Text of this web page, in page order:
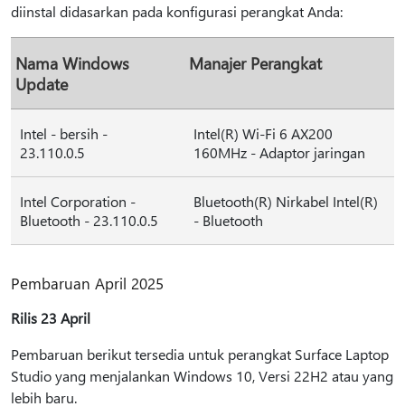
diinstal didasarkan pada konfigurasi perangkat Anda:
Nama Windows
Update
Manajer Perangkat
Intel - bersih -
23.110.0.5
Intel(R) Wi-Fi 6 AX200
160MHz - Adaptor jaringan
Intel Corporation -
Bluetooth - 23.110.0.5
Bluetooth(R) Nirkabel Intel(R)
- Bluetooth
Pembaruan April 2025
Rilis 23 April
Pembaruan berikut tersedia untuk perangkat Surface Laptop
Studio yang menjalankan Windows 10, Versi 22H2 atau yang
lebih baru.